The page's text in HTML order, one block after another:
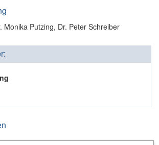
Monika Putzing, Dr. Peter Schreiber